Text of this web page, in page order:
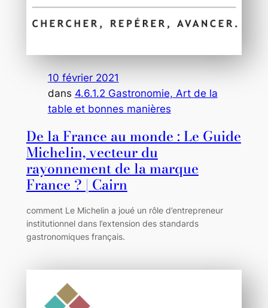
10 février 2021
dans 4.6.1.2 Gastronomie, Art de la
table et bonnes manières
De la France au monde : Le Guide
Michelin, vecteur du
rayonnement de la marque
France ? | Cairn
comment Le Michelin a joué un rôle d’entrepreneur
institutionnel dans l’extension des standards
gastronomiques français.